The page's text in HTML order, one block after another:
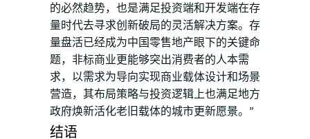
的必然趋势，也是满足投资端和开发端在存
量时代去寻求创新破局的灵活解决方案。存
量盘活已经成为中国零售地产眼下的关键命
题，非标商业更能够突出消费者的人本需
求，以需求为导向实现商业载体设计和场景
营造，其布局策略与投资逻辑上也满足地方
政府焕新活化老旧载体的城市更新愿景。”
结语